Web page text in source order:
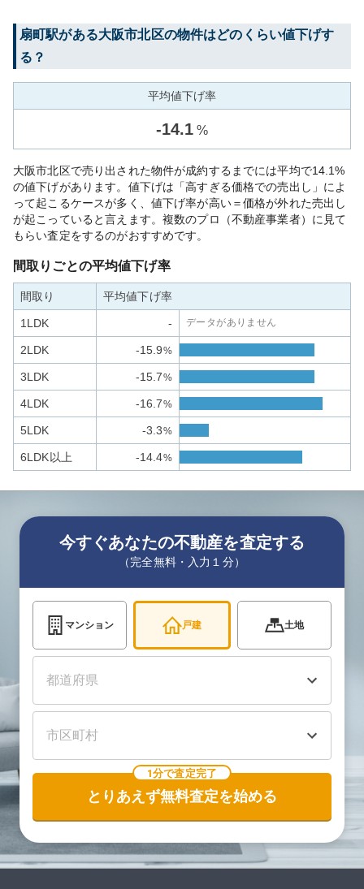
扇町駅がある大阪市北区の物件はどのくらい値下げす
る？
平均値下げ率
-14.1 %
大阪市北区で売り出された物件が成約するまでには平均で14.1%
の値下げがあります。値下げは「高すぎる価格での売出し」によ
って起こるケースが多く、値下げ率が高い＝価格が外れた売出し
が起こっていると言えます。複数のプロ（不動産事業者）に見て
もらい査定をするのがおすすめです。
間取りごとの平均値下げ率
間取り 平均値下げ率
1LDK - データがありません
2LDK -15.9%
3LDK -15.7%
4LDK -16.7%
5LDK -3.3%
6LDK以上 -14.4%
今すぐあなたの不動産を査定する
（完全無料・入力１分）
マンション 戸建 土地
1分で査定完了
とりあえず無料査定を始める